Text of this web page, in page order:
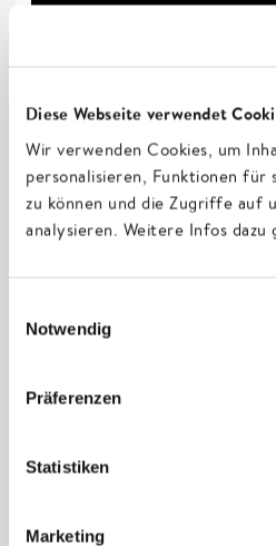
Diese Webseite verwendet
Wir verwenden Cookies, um
personalisieren, Funktionen für
zu können und die Zugriffe auf
analysieren. Weitere Infos dazu
Notwendig
Präferenzen
Statistiken
Marketing